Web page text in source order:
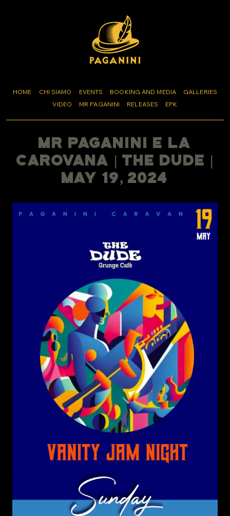
HOME CHI SIAMO EVENTS BOOKING AND MEDIA
GALLERIES
VIDEO
MR PAGANINI RELEASES EPK
Mr Paganini E La
Carovana | The Dude |
May 19, 2024